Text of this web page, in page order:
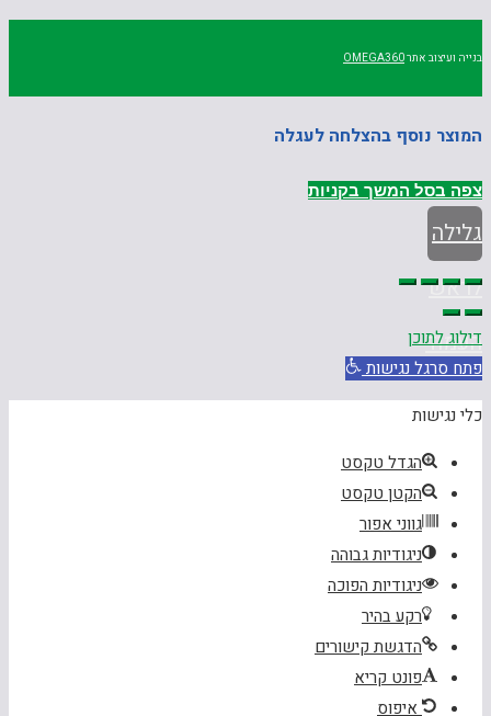
בנייה ועיצוב אתרOMEGA360
המוצר נוסף בהצלחה לעגלה
צפה בסל המשך בקניות
גלילה
לראש
העמוד
דילוג לתוכן
פתח סרגל נגישות
כלי נגישות
הגדל טקסט
הקטן טקסט
גווני אפור
ניגודיות גבוהה
ניגודיות הפוכה
רקע בהיר
הדגשת קישורים
פונט קריא
איפוס